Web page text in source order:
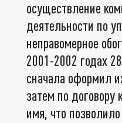
осуществление
деятельности по
неправомерное
2001-2002 годах
сначала оформил
затем по
имя, что